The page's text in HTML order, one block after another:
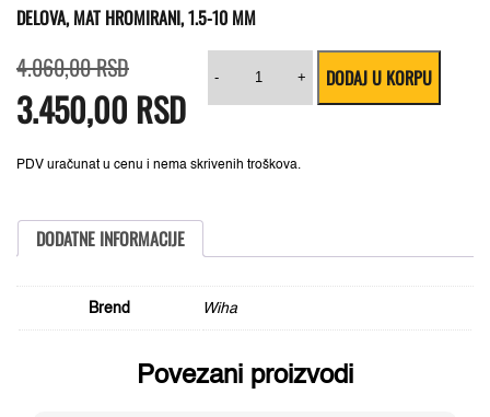
DELOVA, MAT HROMIRANI, 1.5-10 MM
4.060,00RSDcena
je
bila:
4.060,00 RSD.
3.450,00 RSD
cena
je:
3.450,00 RSD.
PDV uračunat u cenu i nema skrivenih troškova.
-
07192
imbusa
držaču
1.5-
10
+ DODAJ U KORPU
DODATNE INFORMACIJE
Brend Wiha
Povezani proizvodi